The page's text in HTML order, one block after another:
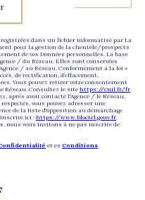
dans un fichier informatisé par La
pour la gestion de la clientèle/prospects
de vos Données personnelles. La base
/ du Réseau. Elles sont conservées
/ au Réseau. Conformément à la loi «
de rectification, d’effacement,
Vous pouvez retirer votre consentement
Réseau. Consultez le site https://cnil.fr/fr
après avoir contacté l'Agence / le Réseau,
vous pouvez adresser une
de la liste d'opposition au démarchage
inscrire ici : https://www.bloctel.gouv.fr
nous vous invitons à ne pas inscrire de
et es Conditions